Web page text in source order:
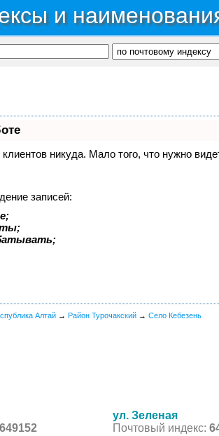
и
никуда. Мало того, что нужно
записей:
Алтай → Район Турочакский → Село Кебезень
649152
ул. Зеленая
Почтовый индекс: